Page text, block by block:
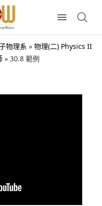
物理系 » 物理(二) Physics II
» 30.8 範例